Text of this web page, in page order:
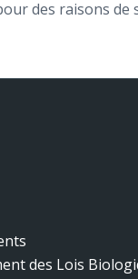
des raisons de
des Lois